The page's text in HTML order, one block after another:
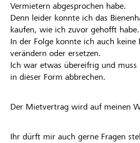
Vermietern abgesprochen habe.
Denn leider konnte ich das
kaufen, wie ich zuvor gehofft habe.
In der Folge konnte ich auch keine
verändern oder ersetzen.
Ich war etwas übereifrig und
in dieser Form abbrechen.
Der Mietvertrag wird auf meinen
Ihr dürft mir auch gerne Fragen